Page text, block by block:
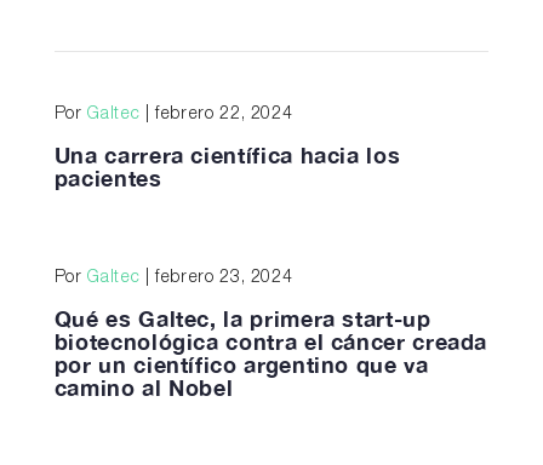
PorGaltec | febrero 22, 2024
Una carrera científica hacia los
pacientes
PorGaltec | febrero 23, 2024
Qué es Galtec, la primera start-up
biotecnológica contra el cáncer creada
por un científico argentino que va
camino al Nobel